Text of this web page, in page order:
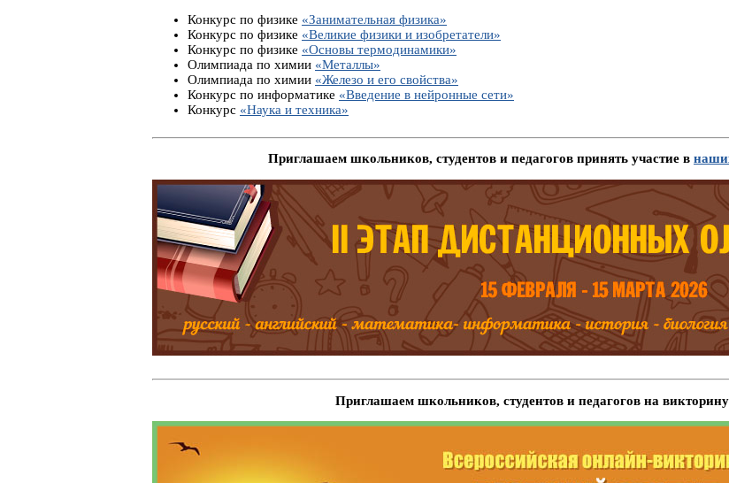
Конкурс по физике «Занимательная физика»
Конкурс по физике «Великие физики и изобретатели»
Конкурс по физике «Основы термодинамики»
Олимпиада по химии «Металлы»
Олимпиада по химии «Железо и его свойства»
Конкурс по информатике «Введение в нейронные сети»
Конкурс «Наука и техника»
Приглашаем школьников, студентов и педагогов принять участие в
Приглашаем школьников, студентов и педагогов на викторину